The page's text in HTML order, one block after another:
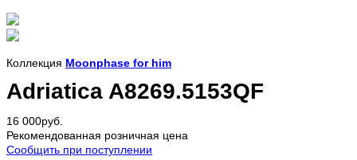
Коллекция Moonphase for him
Adriatica A8269.5153QF
16 000руб.
Рекомендованная розничная цена
Сообщить при поступлении